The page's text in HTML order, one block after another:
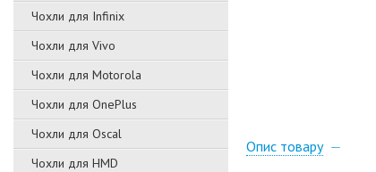
Чохли для Infinix
Чохли для Vivo
Чохли для Motorola
Чохли для OnePlus
Чохли для Oscal
Чохли для HMD
Опис товару